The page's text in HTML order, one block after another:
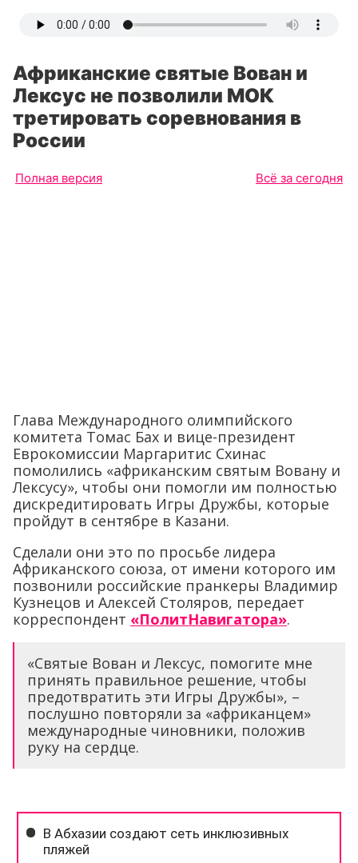
Африканские святые Вован и
Лексус не позволили МОК
третировать соревнования в
России
Полная версия Всё за сегодня
Глава Международного олимпийского
комитета Томас Бах и вице-президент
Еврокомиссии Маргаритис Схинас
помолились «африканским святым Вовану и
Лексусу», чтобы они помогли им полностью
дискредитировать Игры Дружбы, которые
пройдут в сентябре в Казани.
Сделали они это по просьбе лидера
Африканского союза, от имени которого им
позвонили российские пранкеры Владимир
Кузнецов и Алексей Столяров, передает
корреспондент «ПолитНавигатора».
«Святые Вован и Лексус, помогите мне
принять правильное решение, чтобы
предотвратить эти Игры Дружбы», –
послушно повторяли за «африканцем»
международные чиновники, положив
руку на сердце.